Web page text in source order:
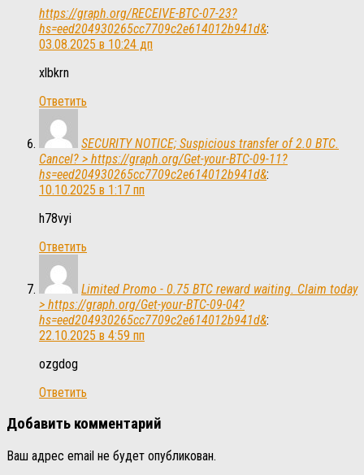
https://graph.org/RECEIVE-BTC-07-23?
hs=eed204930265cc7709c2e614012b941d&:
03.08.2025 в 10:24 дп
xlbkrn
Ответить
SECURITY NOTICE; Suspicious transfer of 2.0 BTC.
Cancel? > https://graph.org/Get-your-BTC-09-11?
hs=eed204930265cc7709c2e614012b941d&:
10.10.2025 в 1:17 пп
h78vyi
Ответить
Limited Promo - 0.75 BTC reward waiting. Claim today
> https://graph.org/Get-your-BTC-09-04?
hs=eed204930265cc7709c2e614012b941d&:
22.10.2025 в 4:59 пп
ozgdog
Ответить
Добавить комментарий
Ваш адрес email не будет опубликован.